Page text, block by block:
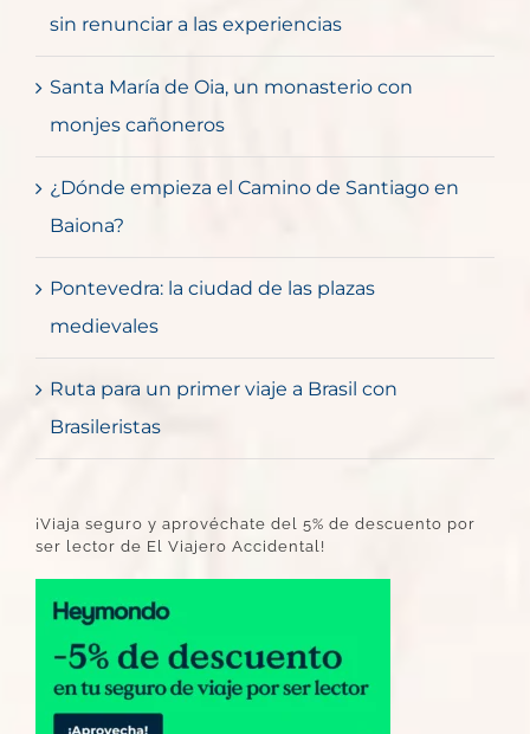
sin renunciar a las experiencias
Santa María de Oia, un monasterio con
monjes cañoneros
¿Dónde empieza el Camino de Santiago en
Baiona?
Pontevedra: la ciudad de las plazas
medievales
Ruta para un primer viaje a Brasil con
Brasileristas
¡Viaja seguro y aprovéchate del 5% de descuento por
ser lector de El Viajero Accidental!